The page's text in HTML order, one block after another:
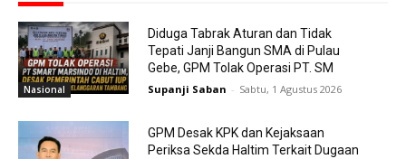
Nasional
Diduga Tabrak Aturan dan Tidak
Tepati Janji Bangun SMA di Pulau
Gebe, GPM Tolak Operasi PT. SM
Supanji Saban - Sabtu, 1 Agustus 2026
GPM Desak KPK dan Kejaksaan
Periksa Sekda Haltim Terkait Dugaan